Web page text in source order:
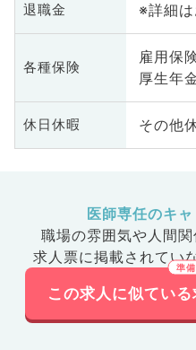
退職金 ※詳細
各種保険
雇用保
厚生年
休日休暇 その他
医師専任のキ
職場の雰囲気や人間関
求人票に掲載されてい
この求人に似てい